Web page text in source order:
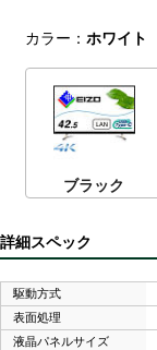
カラー：ホワイト
ブラック
詳細スペック
駆動方式
表面処理
液晶パネルサイズ